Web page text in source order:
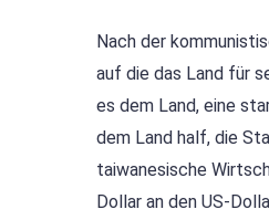
Nach der
auf die das Land für
es dem Land, eine
dem Land half, die
taiwanesische
Dollar an den US-